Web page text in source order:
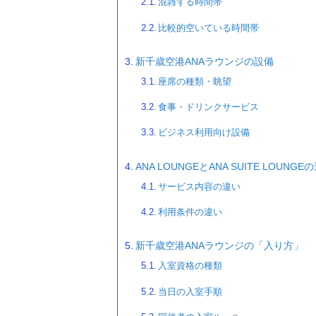
比較的空いている時間帯
新千歳空港ANAラウンジの設備
座席の種類・眺望
食事・ドリンクサービス
ビジネス利用向け設備
ANA LOUNGEとANA SUITE LOUNGE
サービス内容の違い
利用条件の違い
新千歳空港ANAラウンジの「入り方」
入室資格の種類
当日の入室手順